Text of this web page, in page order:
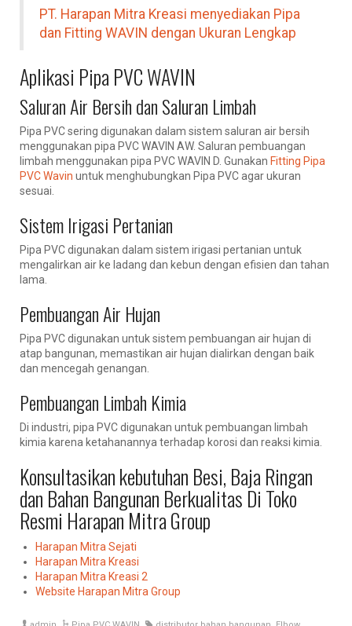
PT. Harapan Mitra Kreasi menyediakan Pipa
dan Fitting WAVIN dengan Ukuran Lengkap
Aplikasi Pipa PVC WAVIN
Saluran Air Bersih dan Saluran Limbah
Pipa PVC sering digunakan dalam sistem saluran air bersih
menggunakan pipa PVC WAVIN AW. Saluran pembuangan
limbah menggunakan pipa PVC WAVIN D. Gunakan Fitting Pipa
PVC Wavin untuk menghubungkan Pipa PVC agar ukuran
sesuai.
Sistem Irigasi Pertanian
Pipa PVC digunakan dalam sistem irigasi pertanian untuk
mengalirkan air ke ladang dan kebun dengan efisien dan tahan
lama.
Pembuangan Air Hujan
Pipa PVC digunakan untuk sistem pembuangan air hujan di
atap bangunan, memastikan air hujan dialirkan dengan baik
dan mencegah genangan.
Pembuangan Limbah Kimia
Di industri, pipa PVC digunakan untuk pembuangan limbah
kimia karena ketahanannya terhadap korosi dan reaksi kimia.
Konsultasikan kebutuhan Besi, Baja Ringan
dan Bahan Bangunan Berkualitas Di Toko
Resmi Harapan Mitra Group
Harapan Mitra Sejati
Harapan Mitra Kreasi
Harapan Mitra Kreasi 2
Website Harapan Mitra Group